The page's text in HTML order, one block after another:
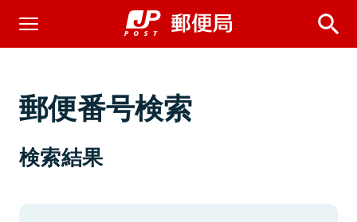
郵便番号検索
検索結果